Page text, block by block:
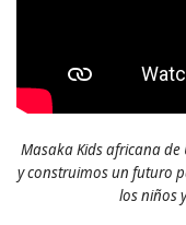
Masaka Kids africana
y construimos un futuro
los niños